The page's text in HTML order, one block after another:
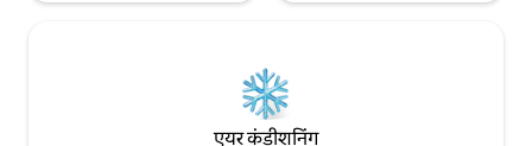
एयर कंडीशनिंग